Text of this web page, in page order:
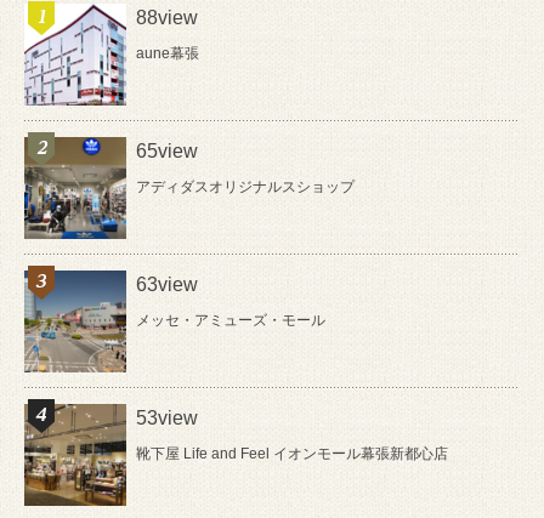
88view
aune幕張
65view
アディダスオリジナルスショップ
63view
メッセ・アミューズ・モール
53view
靴下屋 Life and Feel イオンモール幕張新都心店